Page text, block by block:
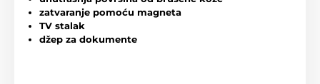
zatvaranje pomoću magneta
TV stalak
džep za dokumente